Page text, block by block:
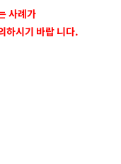
사례가
하시기 바랍 니다.